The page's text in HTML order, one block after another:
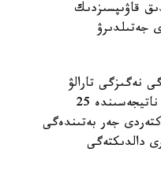
قاۋىپسىزدىك
جەتىلدىرۋ
نەگىزگى تارالۋ
ايماقتارىن ارالاپ، 109 داراباسقا جوعارى ساپالى تولىق گەنومدىق سەكۆەنيرلەۋ جۇرگىزدى. ناتيجەسىندە 25
جەر بەتىندەگى
دالدىكتەگى